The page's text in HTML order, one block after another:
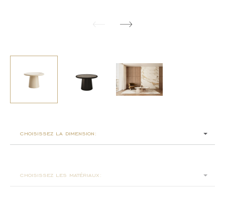
choisissez la dimension:
choisissez les matériaux: